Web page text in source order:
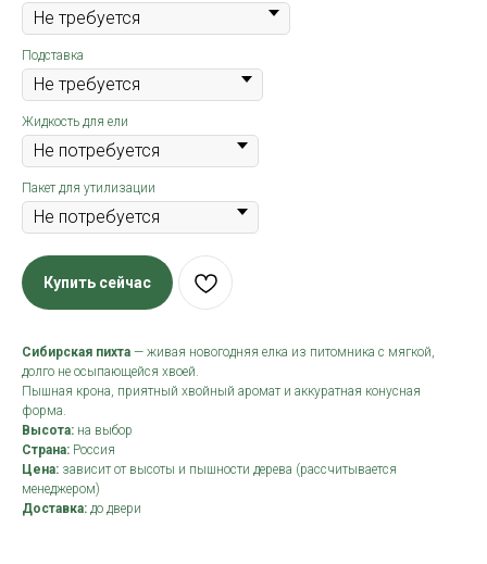
Подставка
Жидкость для ели
Пакет для утилизации
Купить сейчас
Сибирская пихта — живая новогодняя елка из питомника с мягкой,
долго не осыпающейся хвоей.
Пышная крона, приятный хвойный аромат и аккуратная конусная
форма.
Высота: на выбор
Страна: Россия
Цена: зависит от высоты и пышности дерева (рассчитывается
менеджером)
Доставка: до двери